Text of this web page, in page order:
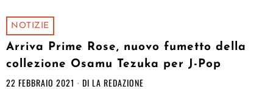
NOTIZIE
Arriva Prime Rose, nuovo fumetto della
collezione Osamu Tezuka per J-Pop
22 FEBBRAIO 2021 DI LA REDAZIONE